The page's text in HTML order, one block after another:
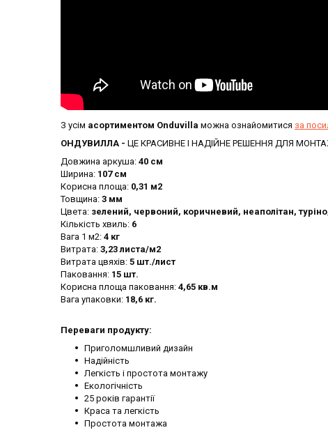
З усім асортиментом Onduvilla можна ознайомитися за
ОНДУВИЛЛА - ЦЕ КРАСИВНЕ І НАДІЙНЕ РЕШЕННЯ ДЛЯ
Довжина аркуша: 40 см
Ширина: 107 см
Корисна площа: 0,31 м2
Товщина: 3 мм
Цвета: зелений, червоний, коричневий, неаполітан,
Кількість хвиль: 6
Вага 1 м2: 4 кг
Витрата: 3,23 листа/м2
Витрата цвяхів: 5 шт./лист
Паковання: 15 шт.
Корисна площа паковання: 4,65 кв.м
Вага упаковки: 18,6 кг.
Переваги продукту:
Приголомшливий дизайн
Надійність
Легкість і простота монтажу
Екологічність
25 років гарантії
Краса та легкість
Простота монтажа